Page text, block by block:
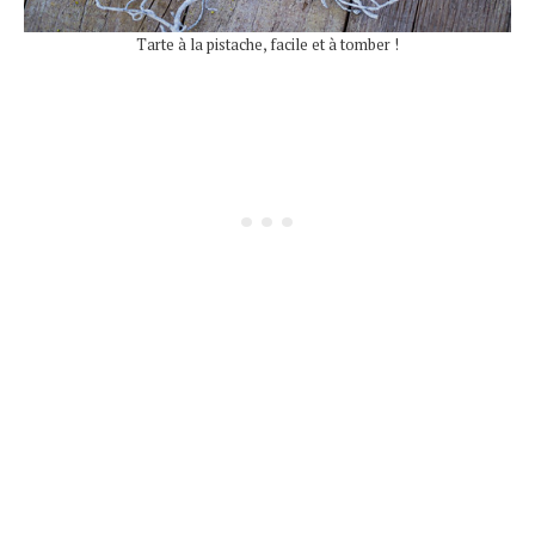
Tarte à la pistache, facile et à tomber !